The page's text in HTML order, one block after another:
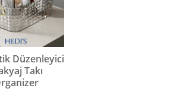
Düzenleyici
Takı